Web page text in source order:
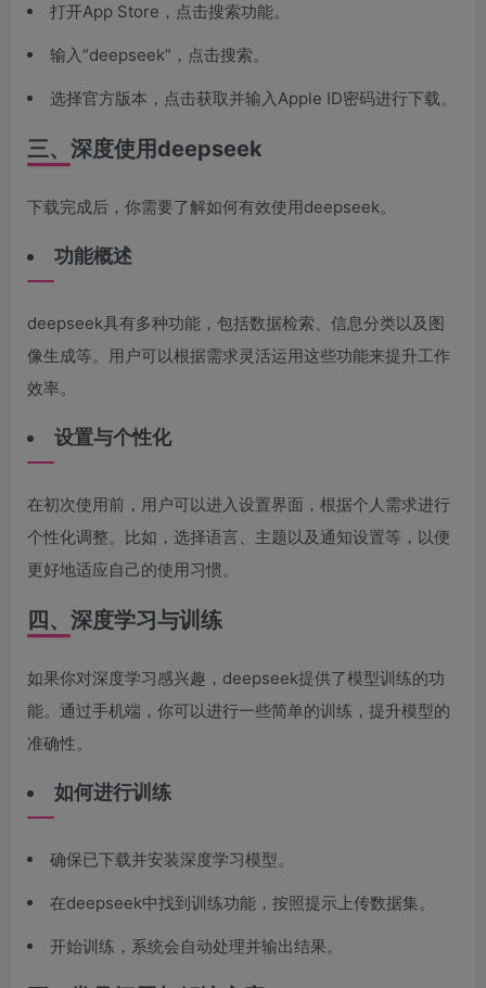
打开App Store，点击搜索功能。
输入“deepseek”，点击搜索。
选择官方版本，点击获取并输入Apple ID密码进行下载。
三、深度使用deepseek
下载完成后，你需要了解如何有效使用deepseek。
功能概述
deepseek具有多种功能，包括数据检索、信息分类以及图
像生成等。用户可以根据需求灵活运用这些功能来提升工作
效率。
设置与个性化
在初次使用前，用户可以进入设置界面，根据个人需求进行
个性化调整。比如，选择语言、主题以及通知设置等，以便
更好地适应自己的使用习惯。
四、深度学习与训练
如果你对深度学习感兴趣，deepseek提供了模型训练的功
能。通过手机端，你可以进行一些简单的训练，提升模型的
准确性。
如何进行训练
确保已下载并安装深度学习模型。
在deepseek中找到训练功能，按照提示上传数据集。
开始训练，系统会自动处理并输出结果。